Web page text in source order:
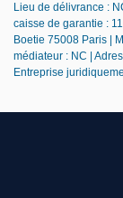
Lieu de délivrance :
caisse de garantie :
Boetie 75008 Paris |
médiateur : NC |
Entreprise